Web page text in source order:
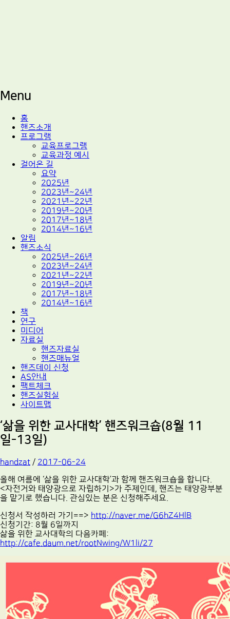
Menu
Skip
content
홈
핸즈소개
프로그램
교육프로그램
교육과정 예시
걸어온 길
요약
2025년
2023년~24년
2021년~22년
2019년~20년
2017년~18년
2014년~16년
알림
핸즈소식
2025년~26년
2023년~24년
2021년~22년
2019년~20년
2017년~18년
2014년~16년
책
연구
미디어
자료실
핸즈자료실
핸즈매뉴얼
핸즈데이 신청
AS안내
팩트체크
핸즈실험실
사이트맵
‘삶을 위한 교사대학’ 핸즈워크숍(8월 11
일-13일)
handzat / 2017-06-24
올해 여름에 ‘삶을 위한 교사대학’과 함께 핸즈워크숍을 합니다.
<자전거와 태양광으로 자립하기>가 주제인데, 핸즈는 태양광부분
을 맡기로 했습니다. 관심있는 분은 신청해주세요.
신청서 작성하러 가기==> http://naver.me/G6hZ4HlB
신청기간: 8월 6일까지
삶을 위한 교사대학의 다음카페:
http://cafe.daum.net/rootNwing/W1li/27